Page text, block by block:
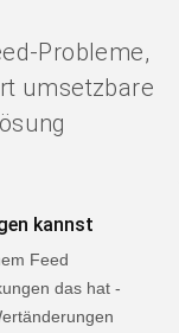
Probleme,
umsetzbare
kannst
Feed
das hat -